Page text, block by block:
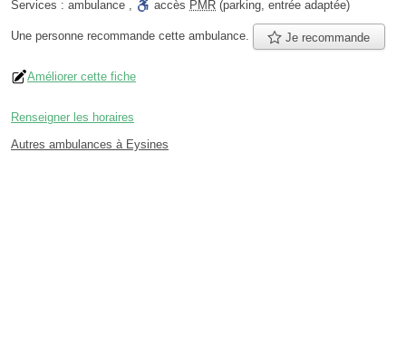
Services : ambulance , accès PMR (parking, entrée adaptée)
Une personne recommande cette ambulance. Je recommande
Améliorer cette fiche
Renseigner les horaires
Autres ambulances à Eysines